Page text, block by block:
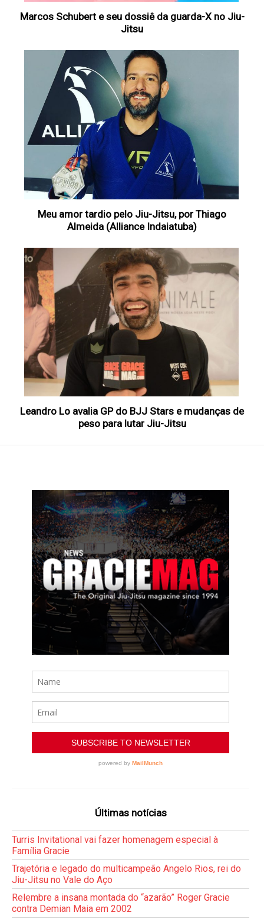
Marcos Schubert e seu dossiê da guarda-X no Jiu-
Jitsu
Meu amor tardio pelo Jiu-Jitsu, por Thiago
Almeida (Alliance Indaiatuba)
Leandro Lo avalia GP do BJJ Stars e mudanças de
peso para lutar Jiu-Jitsu
Últimas notícias
Turris Invitational vai fazer homenagem especial à
Família Gracie
Trajetória e legado do multicampeão Angelo Rios, rei do
Jiu-Jitsu no Vale do Aço
Relembre a insana montada do “azarão” Roger Gracie
contra Demian Maia em 2002